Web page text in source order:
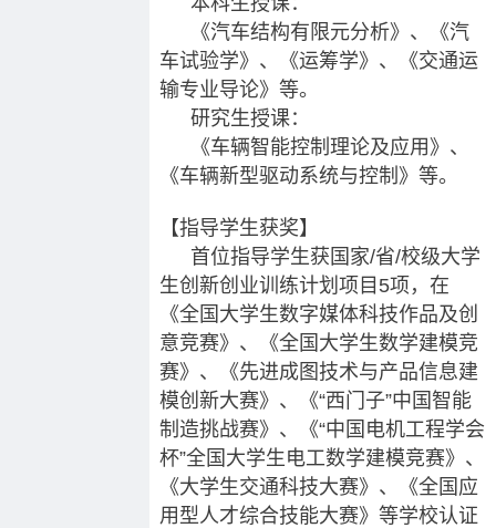
《汽车结构有限元分析》、《汽
车试验学》、《运筹学》、《交通运
输专业导论》等。
研究生授课：
《车辆智能控制理论及应用》、
《车辆新型驱动系统与控制》等。
【指导学生获奖】
首位指导学生获国家/省/校级大学
生创新创业训练计划项目5项，在
《全国大学生数字媒体科技作品及创
意竞赛》、《全国大学生数学建模竞
赛》、《先进成图技术与产品信息建
模创新大赛》、《“西门子”中国智能
制造挑战赛》、《“中国电机工程学会
杯”全国大学生电工数学建模竞赛》、
《大学生交通科技大赛》、《全国应
用型人才综合技能大赛》等学校认证